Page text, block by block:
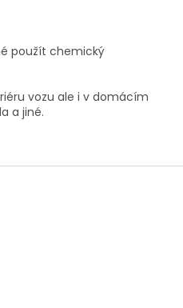
použít chemický
vozu ale i v domácím
a jiné.